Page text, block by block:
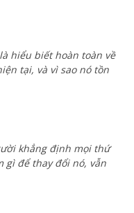
hiểu biết hoàn toàn về
tại, và vì sao nó tồn
khẳng định mọi thứ
gì để thay đổi nó, vẫn